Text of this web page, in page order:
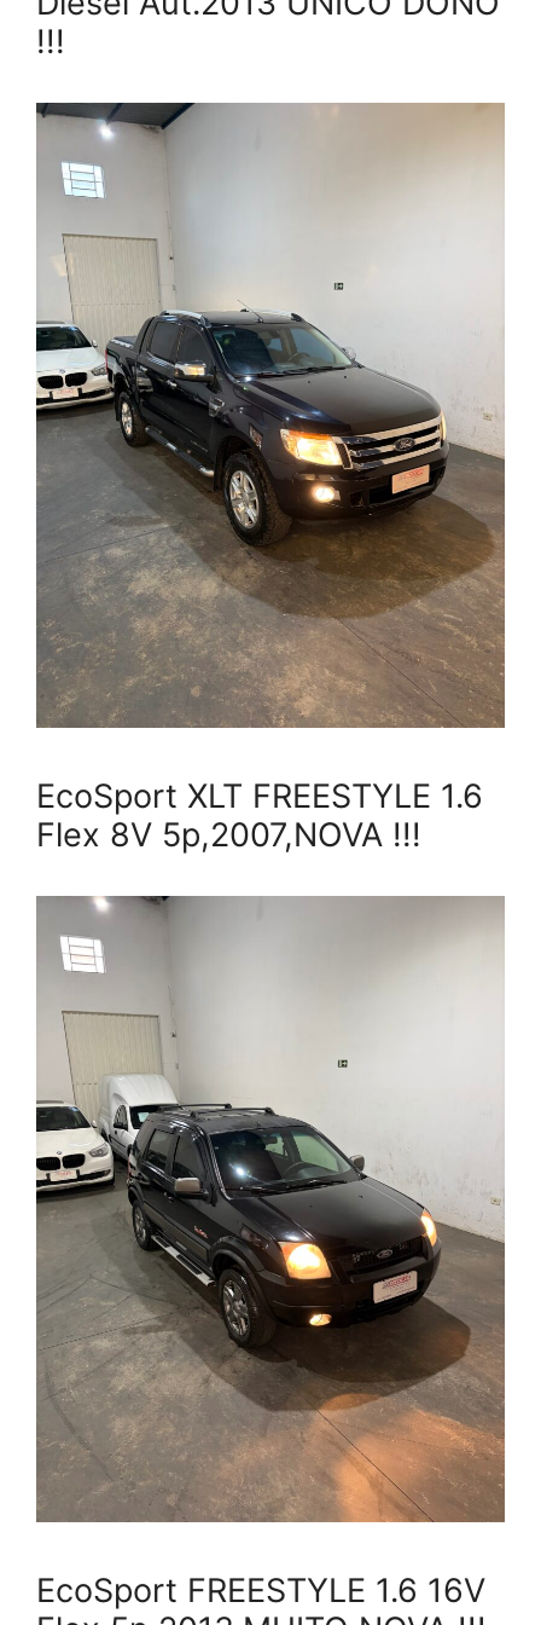
!!!
EcoSport XLT FREESTYLE 1.6
Flex 8V 5p,2007,NOVA !!!
EcoSport FREESTYLE 1.6 16V